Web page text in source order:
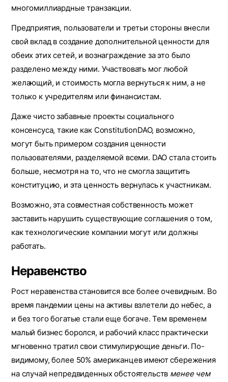
многомиллиардные транзакции.
Предприятия, пользователи и третьи стороны внесли
свой вклад в создание дополнительной ценности для
обеих этих сетей, и вознаграждение за это было
разделено между ними. Участвовать мог любой
желающий, и стоимость могла вернуться к ним, а не
только к учредителям или финансистам.
Даже чисто забавные проекты социального
консенсуса, такие как ConstitutionDAO, возможно,
могут быть примером создания ценности
пользователями, разделяемой всеми. DAO стала стоить
больше, несмотря на то, что не смогла защитить
конституцию, и эта ценность вернулась к участникам.
Возможно, эта совместная собственность может
заставить нарушить существующие соглашения о том,
как технологические компании могут или должны
работать.
Неравенство
Рост неравенства становится все более очевидным. Во
время пандемии цены на активы взлетели до небес, а
и без того богатые стали еще богаче. Тем временем
малый бизнес боролся, и рабочий класс практически
мгновенно тратил свои стимулирующие деньги. По-
видимому, более 50% американцев имеют сбережения
на случай непредвиденных обстоятельств менее чем